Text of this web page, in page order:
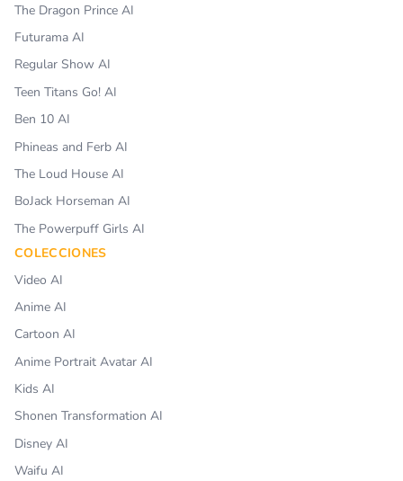
The Dragon Prince AI
Futurama AI
Regular Show AI
Teen Titans Go! AI
Ben 10 AI
Phineas and Ferb AI
The Loud House AI
BoJack Horseman AI
The Powerpuff Girls AI
COLECCIONES
Video AI
Anime AI
Cartoon AI
Anime Portrait Avatar AI
Kids AI
Shonen Transformation AI
Disney AI
Waifu AI